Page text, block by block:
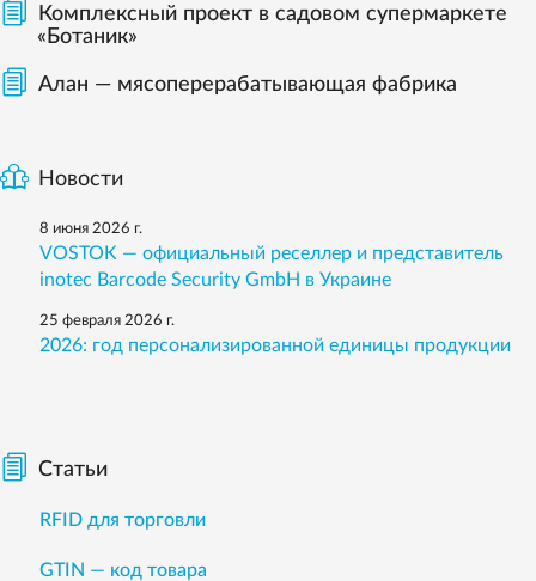
Комплексный проект в садовом супермаркете
«Ботаник»
Алан — мясоперерабатывающая фабрика
Новости
8 июня 2026 г.
VOSTOK — официальный реселлер и представитель
inotec Barcode Security GmbH в Украине
25 февраля 2026 г.
2026: год персонализированной единицы продукции
Статьи
RFID для торговли
GTIN — код товара